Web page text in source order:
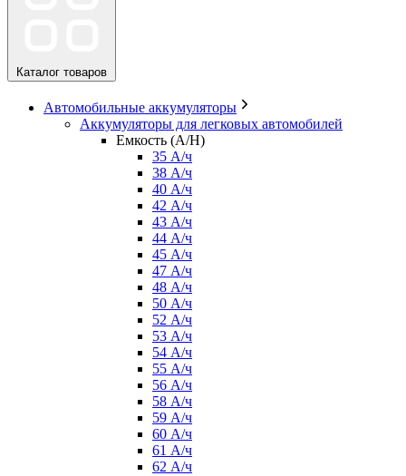
Каталог товаров
Автомобильные аккумуляторы
Аккумуляторы для легковых автомобилей
Емкость (A/H)
35 А/ч
38 А/ч
40 А/ч
42 А/ч
43 А/ч
44 А/ч
45 А/ч
47 А/ч
48 А/ч
50 А/ч
52 А/ч
53 А/ч
54 А/ч
55 А/ч
56 А/ч
58 А/ч
59 А/ч
60 А/ч
61 А/ч
62 А/ч